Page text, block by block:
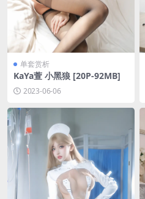
单套赏析
KaYa萱 小黑狼 [20P-92MB]
2023-06-06